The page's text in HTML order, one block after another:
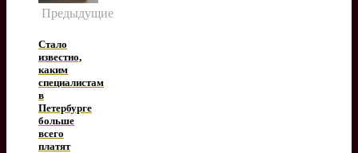
Предыдущие
Стало
известно,
каким
специалистам
в
Петербурге
больше
всего
платят